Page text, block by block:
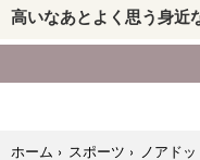
ホーム › スポーツ › ノアド